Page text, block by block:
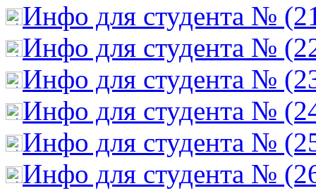
Инфо для студента №
Инфо для студента №
Инфо для студента №
Инфо для студента №
Инфо для студента №
Инфо для студента №